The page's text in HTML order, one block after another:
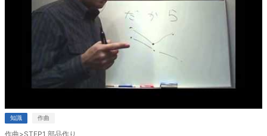
知識 作曲
作曲>STEP1 部品作り